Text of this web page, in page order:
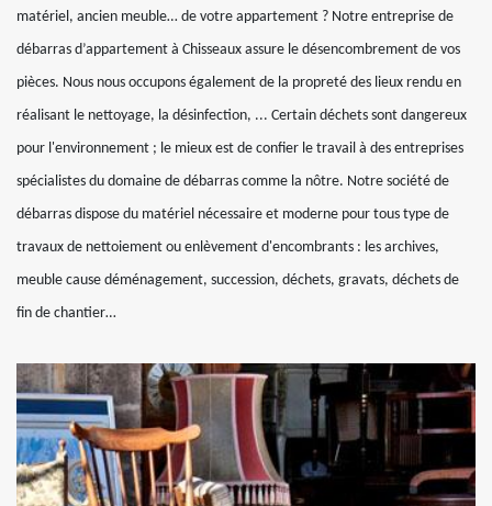
matériel, ancien meuble… de votre appartement ? Notre entreprise de
débarras d’appartement à Chisseaux assure le désencombrement de vos
pièces. Nous nous occupons également de la propreté des lieux rendu en
réalisant le nettoyage, la désinfection, ... Certain déchets sont dangereux
pour l'environnement ; le mieux est de confier le travail à des entreprises
spécialistes du domaine de débarras comme la nôtre. Notre société de
débarras dispose du matériel nécessaire et moderne pour tous type de
travaux de nettoiement ou enlèvement d'encombrants : les archives,
meuble cause déménagement, succession, déchets, gravats, déchets de
fin de chantier…